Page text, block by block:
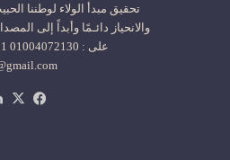
تحقيق مبدأ الولاء لوطننا
والانحياز دائـمًا وأبداً إلى